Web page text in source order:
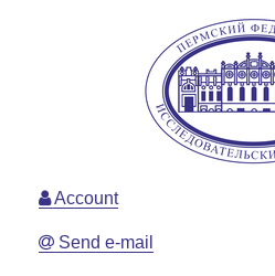
Account
Send e-mail